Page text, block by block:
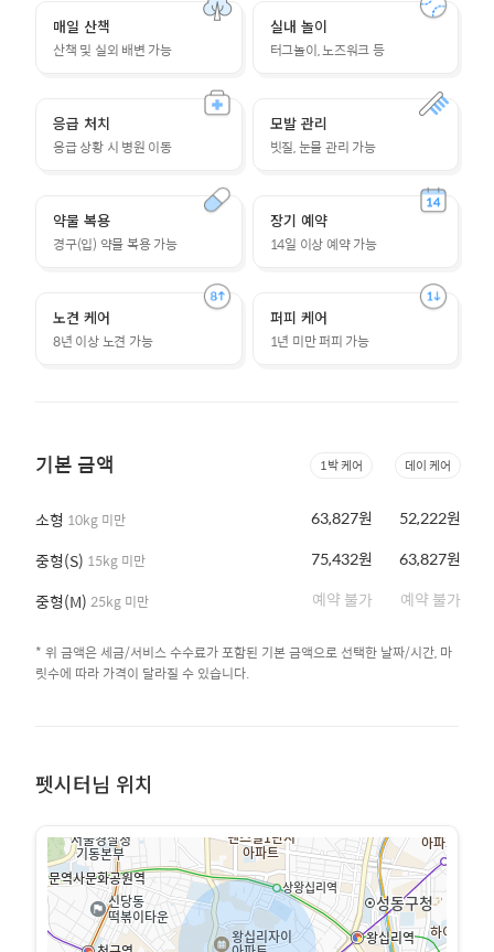
매일 산책
산책 및 실외 배변 가능
실내 놀이
터그놀이, 노즈워크 등
응급 처치
응급 상황 시 병원 이동
모발 관리
빗질, 눈물 관리 가능
약물 복용
경구(입) 약물 복용 가능
장기 예약
14일 이상 예약 가능
노견 케어
8년 이상 노견 가능
퍼피 케어
1년 미만 퍼피 가능
기본 금액
소형 10kg 미만
중형(S) 15kg 미만
중형(M) 25kg 미만
1박 케어
63,827원
75,432원
예약 불가
데이 케어
52,222원
63,827원
예약 불가
* 위 금액은 세금/서비스 수수료가 포함된 기본 금액으로 선택한 날짜/시간, 마
릿수에 따라 가격이 달라질 수 있습니다.
펫시터님 위치